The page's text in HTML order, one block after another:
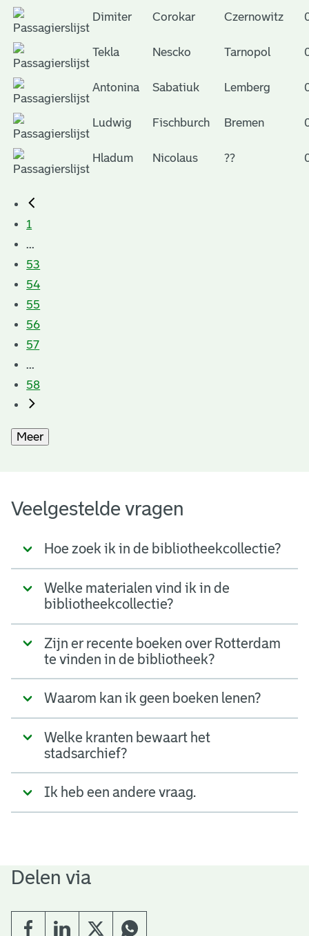
Dimiter Corokar Czernowitz
Tekla Nescko Tarnopol
Antonina Sabatiuk Lemberg
Ludwig Fischburch Bremen
Hladum Nicolaus ??
1
...
53
54
55
56
57
...
58
Meer
Veelgestelde vragen
Hoe zoek ik in de bibliotheekcollectie?
Welke materialen vind ik in de
bibliotheekcollectie?
Zijn er recente boeken over Rotterdam
te vinden in de bibliotheek?
Waarom kan ik geen boeken lenen?
Welke kranten bewaart het
stadsarchief?
Ik heb een andere vraag.
Delen via